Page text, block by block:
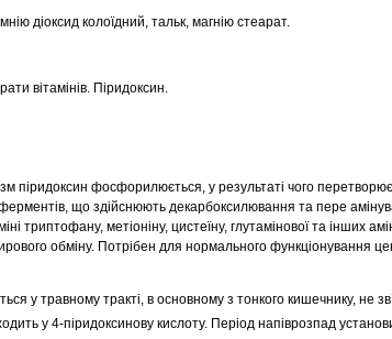
діоксид колоїдний, тальк, магнію стеарат.
вітамінів. Піридоксин.
піридоксин фосфорилюється, у результаті чого
що здійснюють декарбоксилювання та пере
триптофану, метіоніну, цистеїну, глутамінової та інших
обміну. Потрібен для нормального функціонування
у травному тракті, в основному з тонкого кишечнику, не
у 4-піридоксинову кислоту. Період напіврозпад